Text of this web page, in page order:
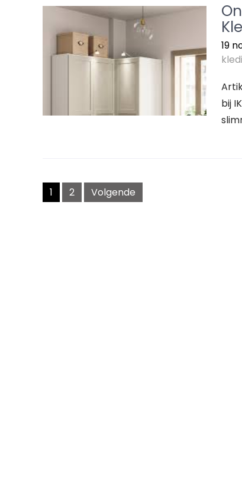
19
bij
Berichtnavigatie
1 2 Volgende